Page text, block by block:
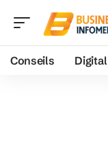
Conseils Digital